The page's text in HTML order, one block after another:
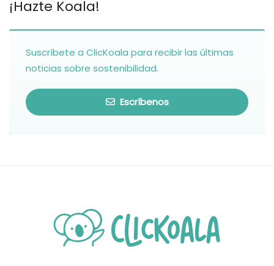
¡Hazte Koala!
Suscríbete a ClicKoala para recibir las últimas
noticias sobre sostenibilidad.
Escríbenos